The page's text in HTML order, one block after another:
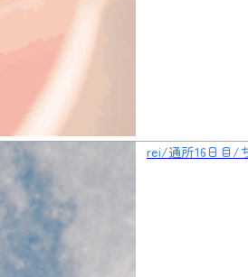
rei/通所16日目/